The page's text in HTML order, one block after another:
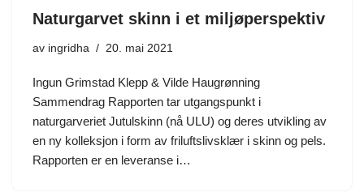
Naturgarvet skinn i et miljøperspektiv
av ingridha 20. mai 2021
Ingun Grimstad Klepp & Vilde Haugrønning
Sammendrag Rapporten tar utgangspunkt i
naturgarveriet Jutulskinn (nå ULU) og deres utvikling av
en ny kolleksjon i form av friluftslivsklær i skinn og pels.
Rapporten er en leveranse i…